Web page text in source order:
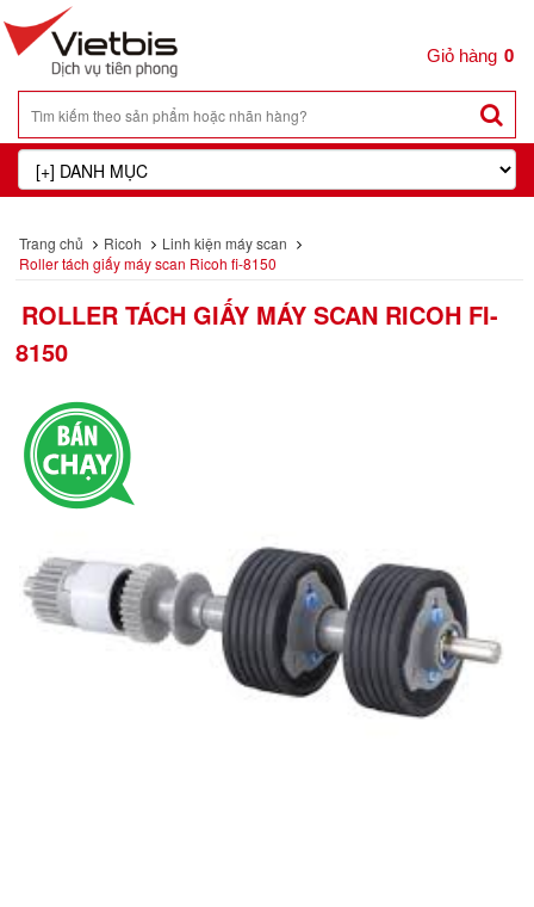
0
Trang chủ Ricoh
Linh kiện máy scan
Roller tách giấy máy scan Ricoh fi-8150
ROLLER TÁCH GIẤY MÁY SCAN RICOH FI-
8150